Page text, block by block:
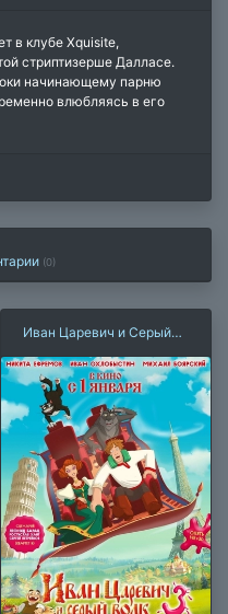
в клубе Xquisite,
стриптизерше Далласе.
начинающему парню
влюбляясь в его
(0)
Иван Царевич и Серый